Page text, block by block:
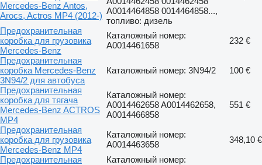
Mercedes-Benz Antos,
Arocs, Actros MP4 (2012-) A0014464858 0014464858...,
топливо: дизель
Предохранительная
коробка для грузовика
Mercedes-Benz
Каталожный номер:
A0014461658
232 €
Предохранительная
коробка Mercedes-Benz
3N94/2 для автобуса
Каталожный номер: 3N94/2
100 €
Предохранительная
коробка для тягача
Mercedes-Benz ACTROS
MP4
Каталожный номер:
A0014462658 A0014462658,
A0014466858
551 €
Предохранительная
коробка для грузовика
Mercedes-Benz MP4
Каталожный номер:
A0014463658
348,10 €
Предохранительная
Каталожный номер: